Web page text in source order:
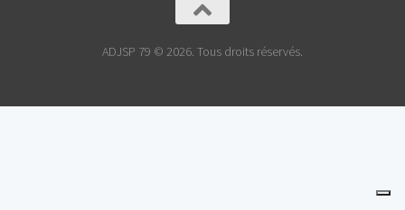
ADJSP 79 © 2026. Tous droits réservés.